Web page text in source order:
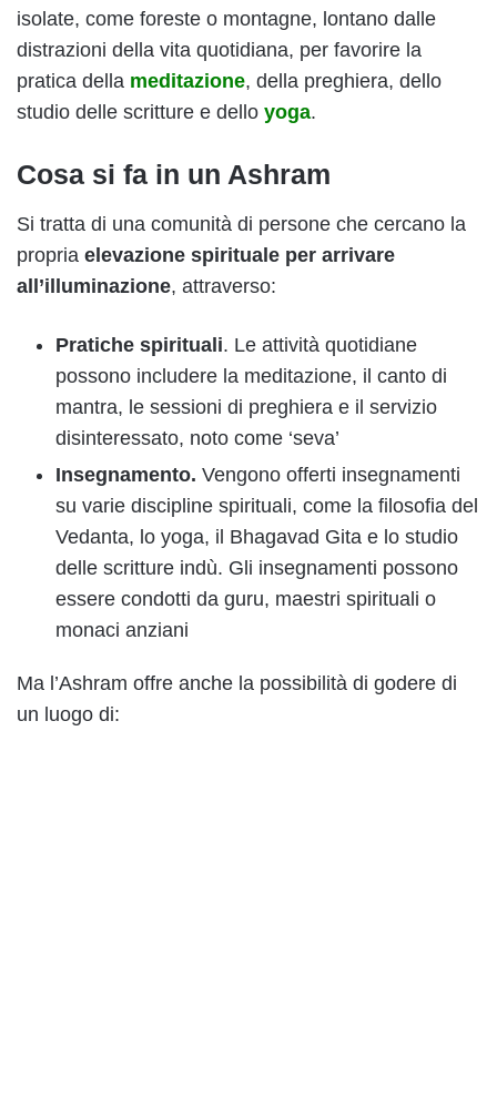
isolate, come foreste o montagne, lontano dalle
distrazioni della vita quotidiana, per favorire la
pratica della meditazione, della preghiera, dello
studio delle scritture e dello yoga.
Cosa si fa in un Ashram
Si tratta di una comunità di persone che cercano la
propria elevazione spirituale per arrivare
all’illuminazione, attraverso:
Pratiche spirituali. Le attività quotidiane
possono includere la meditazione, il canto di
mantra, le sessioni di preghiera e il servizio
disinteressato, noto come ‘seva’
Insegnamento. Vengono offerti insegnamenti
su varie discipline spirituali, come la filosofia del
Vedanta, lo yoga, il Bhagavad Gita e lo studio
delle scritture indù. Gli insegnamenti possono
essere condotti da guru, maestri spirituali o
monaci anziani
Ma l’Ashram offre anche la possibilità di godere di
un luogo di: